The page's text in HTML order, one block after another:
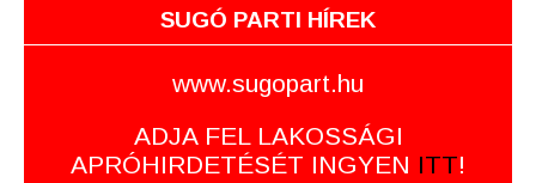
SUGÓ PARTI HÍREK
www.sugopart.hu
ADJA FEL LAKOSSÁGI
APRÓHIRDETÉSÉT INGYEN ITT!